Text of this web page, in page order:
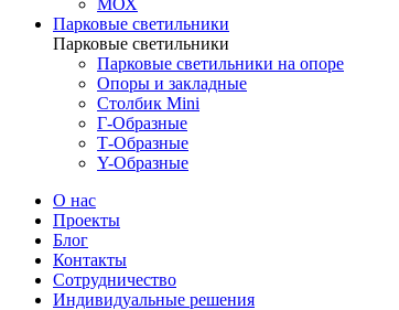
Парковые светильники
Парковые светильники
Парковые светильники на опоре
Опоры и закладные
Столбик Mini
Г-Образные
Т-Образные
Y-Образные
О нас
Проекты
Блог
Контакты
Сотрудничество
Индивидуальные решения